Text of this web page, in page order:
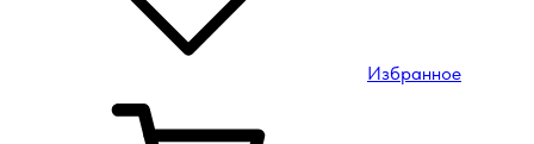
Избранное